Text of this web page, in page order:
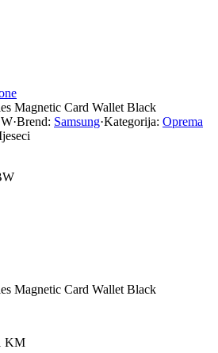
Magnetic Card Wallet Black
·Brend: Samsung·Kategorija: Oprema
Magnetic Card Wallet Black
KM